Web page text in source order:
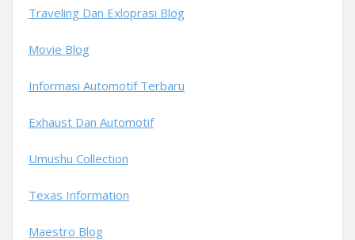
Traveling Dan Exloprasi Blog
Movie Blog
Informasi Automotif Terbaru
Exhaust Dan Automotif
Umushu Collection
Texas Information
Maestro Blog